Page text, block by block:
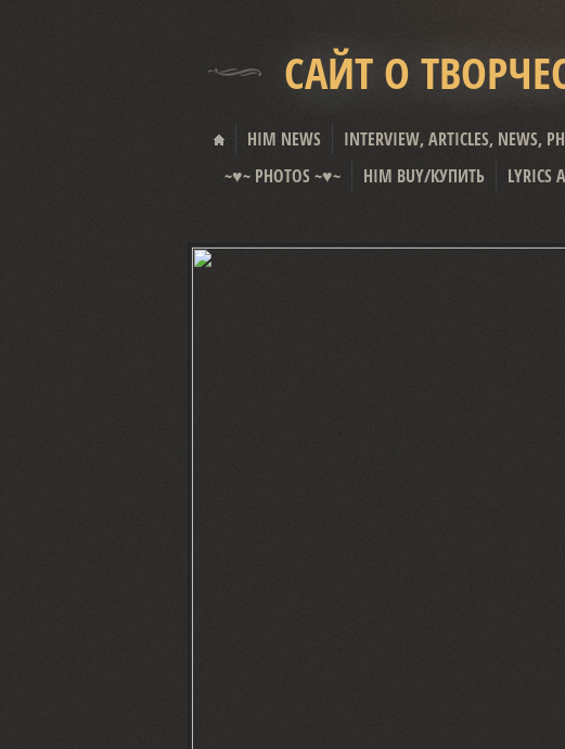
САЙТ О
HIM NEWS INTERVIEW, ARTICLES, NEWS,
~♥~ PHOTOS ~♥~
HIM BUY/КУПИТЬ LYRICS